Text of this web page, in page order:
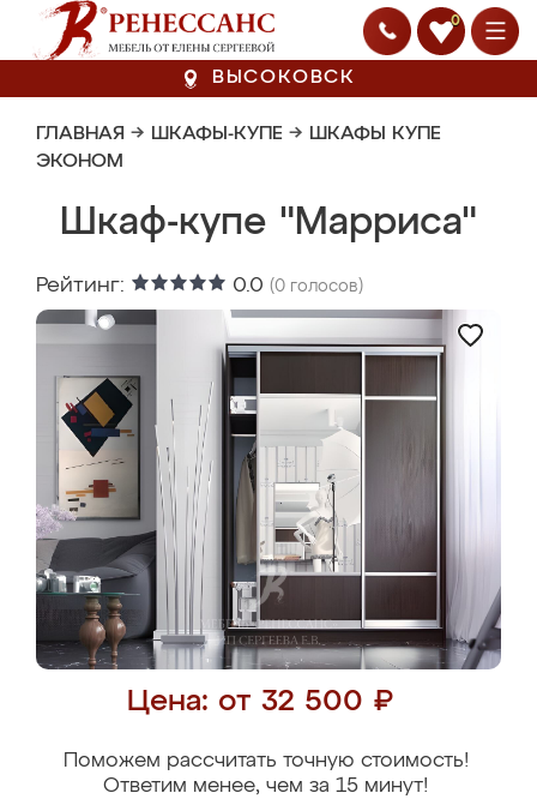
0
ВЫСОКОВСК
ГЛАВНАЯ → ШКАФЫ-КУПЕ → ШКАФЫ КУПЕ
ЭКОНОМ
Шкаф-купе "Марриса"
Рейтинг: 0.0 (0 голосов)
Цена: от 32 500 ₽
Поможем рассчитать точную стоимость!
Ответим менее, чем за 15 минут!